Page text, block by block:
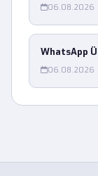
06.08.2026
WhatsApp
06.08.2026